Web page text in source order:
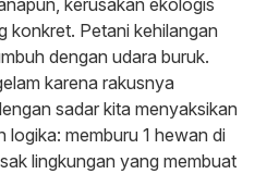
konkret. Petani kehilangan
dengan udara buruk.
karena rakusnya
sadar kita menyaksikan
memburu 1 hewan di
lingkungan yang membuat